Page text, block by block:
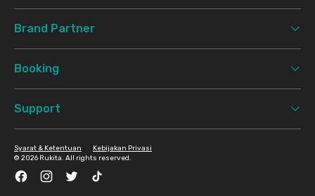
Brand Partner
Booking
Support
© 2026 Rukita. All rights reserved.
Syarat & Ketentuan Kebijakan Privasi
FacebookInstagramTwitter TikTok